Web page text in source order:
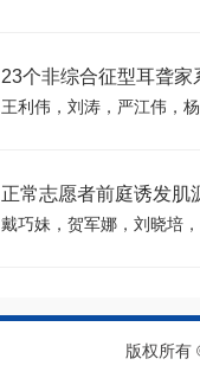
23个非综合征型耳聋
王利伟，刘涛，严江伟，
正常志愿者前庭诱发肌
戴巧妹，贺军娜，刘晓培
版权所有